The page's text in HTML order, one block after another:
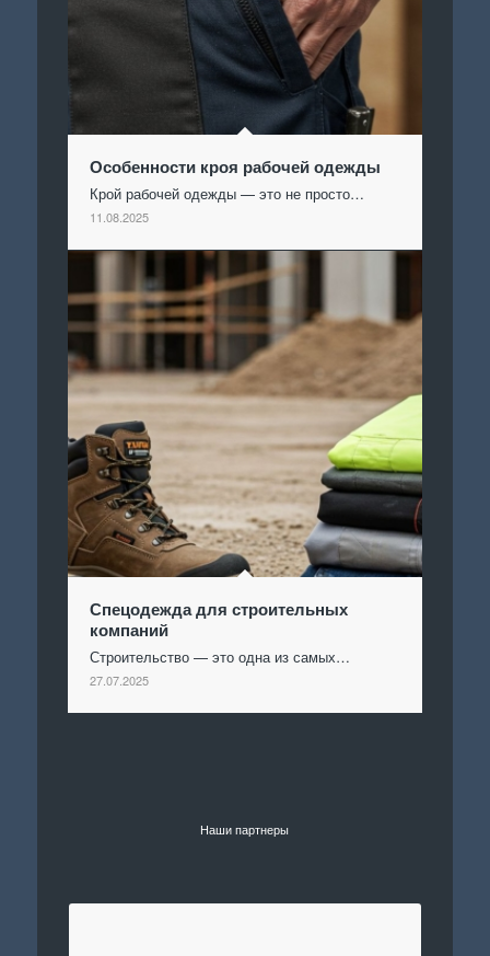
Особенности кроя рабочей одежды
Крой рабочей одежды — это не просто…
11.08.2025
Спецодежда для строительных
компаний
Строительство — это одна из самых…
27.07.2025
Наши партнеры